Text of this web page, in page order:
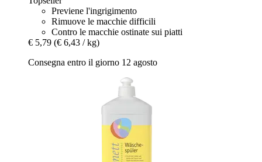
Previene l'ingrigimento
Rimuove le macchie difficili
Contro le macchie ostinate sui piatti
€ 5,79 (€ 6,43 / kg)
Consegna entro il giorno 12 agosto